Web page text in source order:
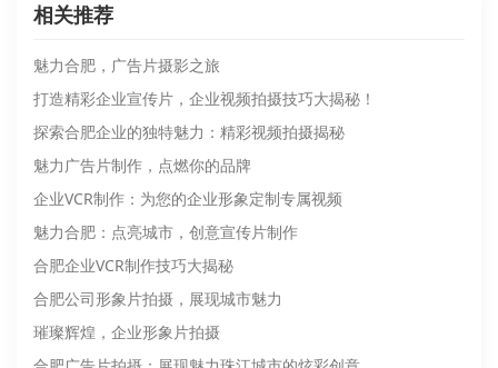
相关推荐
魅力合肥，广告片摄影之旅
打造精彩企业宣传片，企业视频拍摄技巧大揭秘！
探索合肥企业的独特魅力：精彩视频拍摄揭秘
魅力广告片制作，点燃你的品牌
企业VCR制作：为您的企业形象定制专属视频
魅力合肥：点亮城市，创意宣传片制作
合肥企业VCR制作技巧大揭秘
合肥公司形象片拍摄，展现城市魅力
璀璨辉煌，企业形象片拍摄